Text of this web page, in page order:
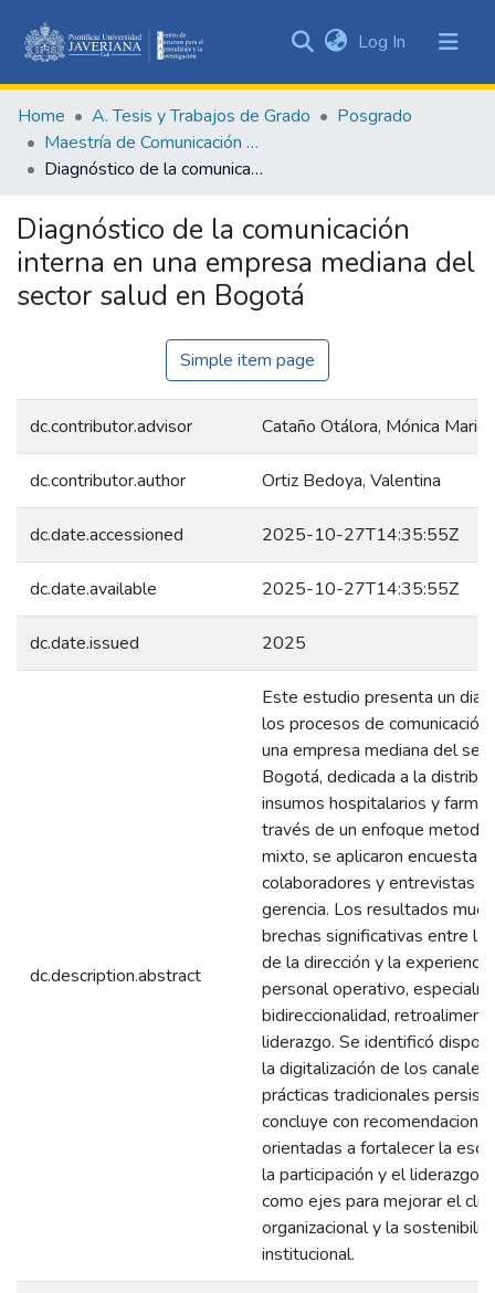
&
Collections
All of DSpace
Statistics
Log In (current)
Home A. Tesis y Trabajos de Grado
Posgrado
Maestría de Comunicación en las Organizaciones
Diagnóstico de la comunicación interna en una empresa mediana del sector salud en Bogotá
Diagnóstico de la comunicación
interna en una empresa mediana del
sector salud en Bogotá
Simple item page
dc.contributor.advisor Cataño Otálora, Mónica Marión
dc.contributor.author Ortiz Bedoya, Valentina
dc.date.accessioned 2025-10-27T14:35:55Z
dc.date.available 2025-10-27T14:35:55Z
dc.date.issued 2025
dc.description.abstract
Este estudio presenta un
los procesos de comunicación
una empresa mediana del
Bogotá, dedicada a la
insumos hospitalarios y
través de un enfoque
mixto, se aplicaron encuestas
colaboradores y entrevistas a
gerencia. Los resultados
brechas significativas entre la
de la dirección y la
personal operativo,
bidireccionalidad,
liderazgo. Se identificó
la digitalización de los
prácticas tradicionales
concluye con
orientadas a fortalecer la
la participación y el liderazgo
como ejes para mejorar el
organizacional y la
institucional.